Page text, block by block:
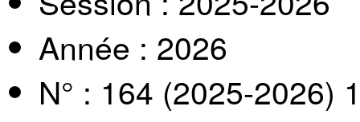
Année : 2026
N° : 164 (2025-2026)